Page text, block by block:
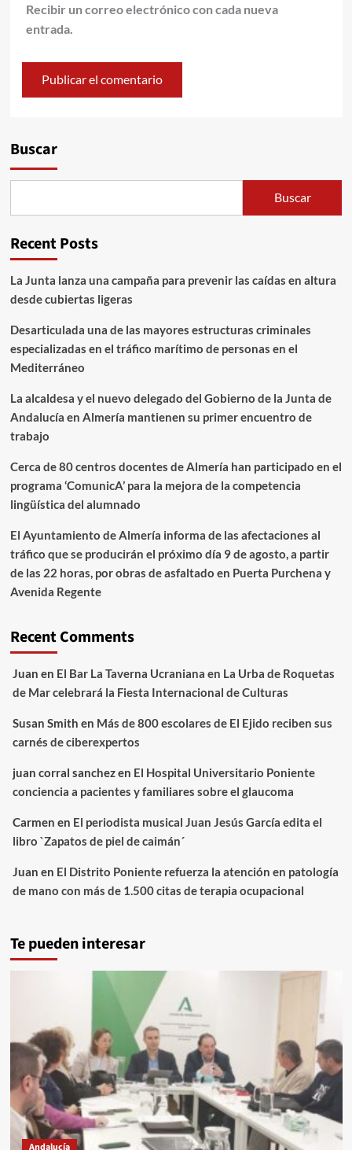
Recibir un correo electrónico con cada nueva
entrada.
Buscar
Buscar
Recent Posts
La Junta lanza una campaña para prevenir las caídas en altura
desde cubiertas ligeras
Desarticulada una de las mayores estructuras criminales
especializadas en el tráfico marítimo de personas en el
Mediterráneo
La alcaldesa y el nuevo delegado del Gobierno de la Junta de
Andalucía en Almería mantienen su primer encuentro de
trabajo
Cerca de 80 centros docentes de Almería han participado en el
programa ‘ComunicA’ para la mejora de la competencia
lingüística del alumnado
El Ayuntamiento de Almería informa de las afectaciones al
tráfico que se producirán el próximo día 9 de agosto, a partir
de las 22 horas, por obras de asfaltado en Puerta Purchena y
Avenida Regente
Recent Comments
Juan en El Bar La Taverna Ucraniana en La Urba de Roquetas
de Mar celebrará la Fiesta Internacional de Culturas
Susan Smith en Más de 800 escolares de El Ejido reciben sus
carnés de ciberexpertos
juan corral sanchezen El Hospital Universitario Poniente
conciencia a pacientes y familiares sobre el glaucoma
Carmen en El periodista musical Juan Jesús García edita el
libro `Zapatos de piel de caimán´
Juan en El Distrito Poniente refuerza la atención en patología
de mano con más de 1.500 citas de terapia ocupacional
Te pueden interesar
Andalucía